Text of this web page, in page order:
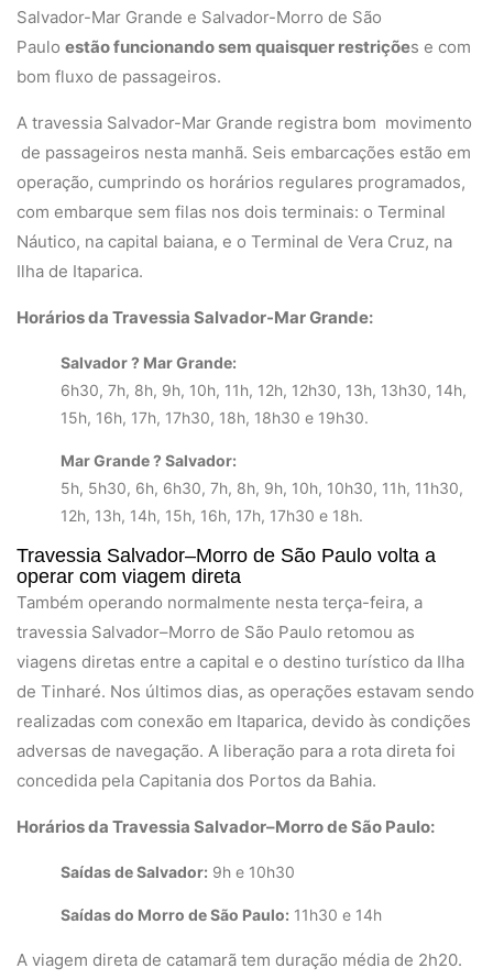
Salvador-Mar Grande e Salvador-Morro de São
Paulo estão funcionando sem quaisquer restrições e com
bom fluxo de passageiros.
A travessia Salvador-Mar Grande registra bom movimento
de passageiros nesta manhã. Seis embarcações estão em
operação, cumprindo os horários regulares programados,
com embarque sem filas nos dois terminais: o Terminal
Náutico, na capital baiana, e o Terminal de Vera Cruz, na
Ilha de Itaparica.
Horários da Travessia Salvador-Mar Grande:
Salvador ? Mar Grande:
6h30, 7h, 8h, 9h, 10h, 11h, 12h, 12h30, 13h, 13h30, 14h,
15h, 16h, 17h, 17h30, 18h, 18h30 e 19h30.
Mar Grande ? Salvador:
5h, 5h30, 6h, 6h30, 7h, 8h, 9h, 10h, 10h30, 11h, 11h30,
12h, 13h, 14h, 15h, 16h, 17h, 17h30 e 18h.
Travessia Salvador–Morro de São Paulo volta a
operar com viagem direta
Também operando normalmente nesta terça-feira, a
travessia Salvador–Morro de São Paulo retomou as
viagens diretas entre a capital e o destino turístico da Ilha
de Tinharé. Nos últimos dias, as operações estavam sendo
realizadas com conexão em Itaparica, devido às condições
adversas de navegação. A liberação para a rota direta foi
concedida pela Capitania dos Portos da Bahia.
Horários da Travessia Salvador–Morro de São Paulo:
Saídas de Salvador: 9h e 10h30
Saídas do Morro de São Paulo: 11h30 e 14h
A viagem direta de catamarã tem duração média de 2h20.